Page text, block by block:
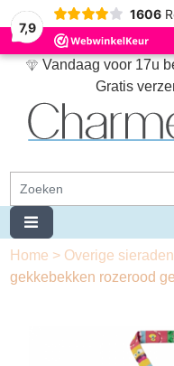
7,9
1606
Vandaag voor 17u
Gratis
Home > Overige sieraden
gekkebekken rozerood